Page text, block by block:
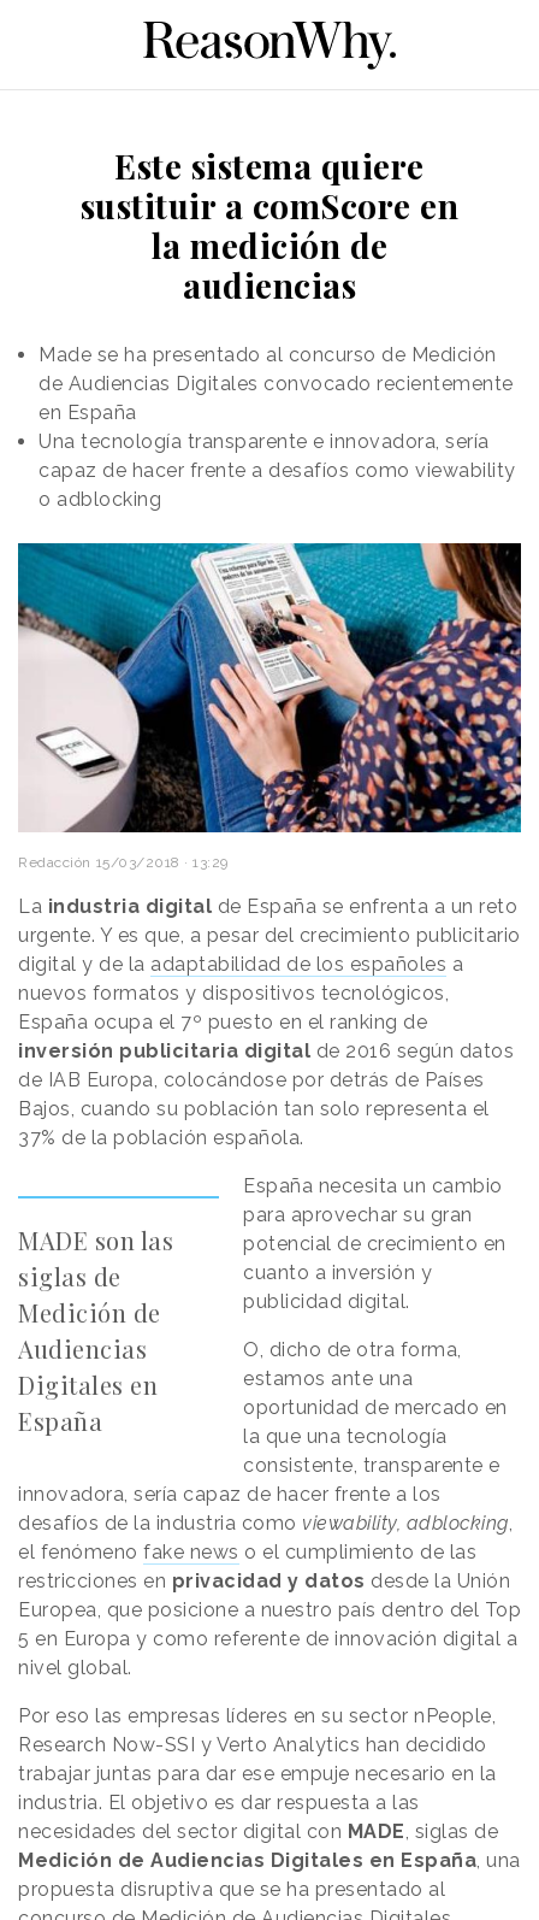
Este sistema quiere
sustituir a comScore en
la medición de
audiencias
Made se ha presentado al concurso de Medición
de Audiencias Digitales convocado recientemente
en España
Una tecnología transparente e innovadora, sería
capaz de hacer frente a desafíos como viewability
o adblocking
Redacción 15/03/2018 · 13:29
La industria digital de España se enfrenta a un reto
urgente. Y es que, a pesar del crecimiento publicitario
digital y de la adaptabilidad de los españoles a
nuevos formatos y dispositivos tecnológicos,
España ocupa el 7º puesto en el ranking de
inversión publicitaria digital de 2016 según datos
de IAB Europa, colocándose por detrás de Países
Bajos, cuando su población tan solo representa el
37% de la población española.
MADE son las
siglas de
Medición de
Audiencias
Digitales en
España
España necesita un cambio
para aprovechar su gran
potencial de crecimiento en
cuanto a inversión y
publicidad digital.
O, dicho de otra forma,
estamos ante una
oportunidad de mercado en
la que una tecnología
consistente, transparente e
innovadora, sería capaz de hacer frente a los
desafíos de la industria como viewability, adblocking,
el fenómeno fake news o el cumplimiento de las
restricciones en privacidad y datos desde la Unión
Europea, que posicione a nuestro país dentro del Top
5 en Europa y como referente de innovación digital a
nivel global.
Por eso las empresas líderes en su sector nPeople,
Research Now-SSI y Verto Analytics han decidido
trabajar juntas para dar ese empuje necesario en la
industria. El objetivo es dar respuesta a las
necesidades del sector digital con MADE, siglas de
Medición de Audiencias Digitales en España, una
propuesta disruptiva que se ha presentado al